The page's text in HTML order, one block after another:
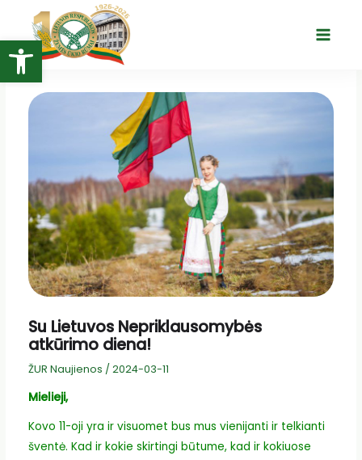
Open toolbar
turinio
Main
Su Lietuvos Nepriklausomybės
atkūrimo diena!
ŽUR Naujienos / 2024-03-11
Mielieji,
Kovo 11-oji yra ir visuomet bus mus vienijanti ir telkianti
šventė. Kad ir kokie skirtingi būtume, kad ir kokiuose